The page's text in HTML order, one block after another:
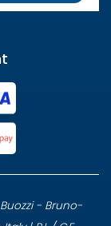
- Bruno-